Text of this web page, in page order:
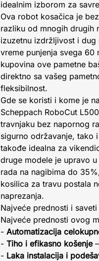
idealnim izborom za
Ova robot kosačica je
razliku od mnogih drugih
izuzetnu izdržljivost i
vreme punjenja svega 60
kupovina ove pametne
direktno sa vašeg
fleksibilnost.
Gde se koristi i kome je
Scheppach RoboCut
travnjaku bez napornog
sigurno održavanje, tako
takođe idealna za
druge modele je upravo
rada na nagibima do
kosilica za travu postala
naprezanja.
Najveće prednosti i
Najveće prednosti ovog
- Automatizacija
- Tiho i efikasno košenje–
- Laka instalacija i